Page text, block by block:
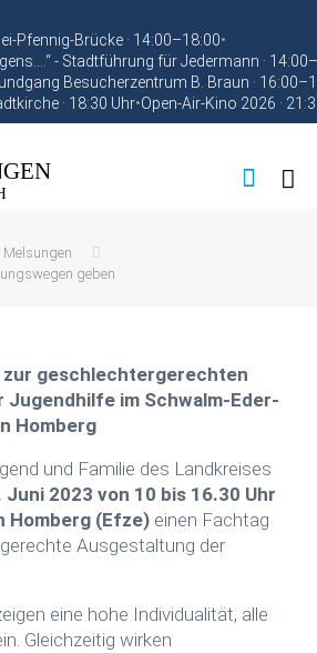
Pfennig-Brücke · 14:00–18:00•
- Stadtführung für Jedermann ·
Besucherzentrum B. Braun ·
· 18:30 Uhr•Open-Air-Kino 2026 ·
Melsungen
geben
zur geschlechtergerechten
Jugendhilfe im Schwalm-Eder-
Homberg
und Familie des Landkreises
Juni 2023 von 10 bis 16.30 Uhr
Homberg (Efze) einen Fachtag
Ausgestaltung der
eine hohe Individualität, alle
Gleichzeitig wirken